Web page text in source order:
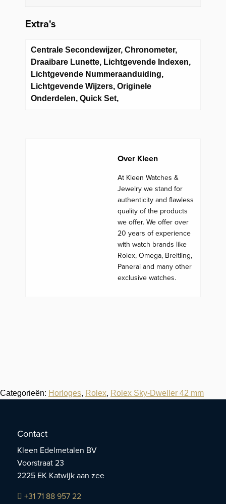
Extra's
Centrale Secondewijzer, Chronometer,
Draaibare Lunette, Lichtgevende Indexen,
Lichtgevende Nummeraanduiding,
Lichtgevende Wijzers, Originele
Onderdelen, Quick Set,
Over Kleen
At Kleen Watches &
Jewelry we stand for
authenticity and flawless
quality of the products
we offer. We offer over
20 years of experience
with watch brands like
Rolex, Omega, Breitling,
Panerai and many other
exclusive watches.
Categorieën: Horloges, Rolex, Rolex Sky-Dweller 42 mm
Contact
Kleen Edelmetalen BV
Voorstraat 23
2225 EK Katwijk aan zee
+31 71 88 957 22